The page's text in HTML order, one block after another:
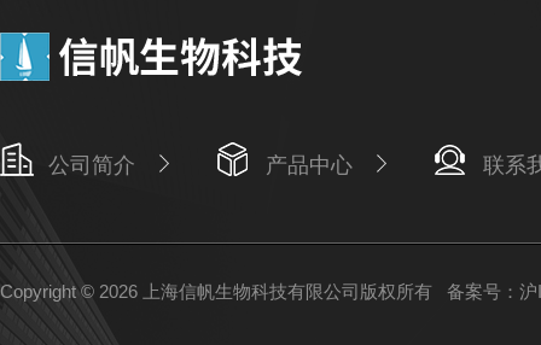
公司简介 产品中心 联系
Copyright © 2026 上海信帆生物科技有限公司版权所有 备案号：